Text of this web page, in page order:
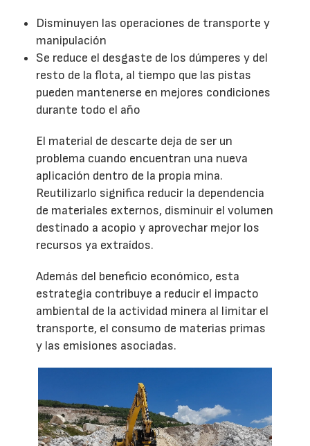
Disminuyen las operaciones de transporte y
manipulación
Se reduce el desgaste de los dúmperes y del
resto de la flota, al tiempo que las pistas
pueden mantenerse en mejores condiciones
durante todo el año
El material de descarte deja de ser un
problema cuando encuentran una nueva
aplicación dentro de la propia mina.
Reutilizarlo significa reducir la dependencia
de materiales externos, disminuir el volumen
destinado a acopio y aprovechar mejor los
recursos ya extraídos.
Además del beneficio económico, esta
estrategia contribuye a reducir el impacto
ambiental de la actividad minera al limitar el
transporte, el consumo de materias primas
y las emisiones asociadas.